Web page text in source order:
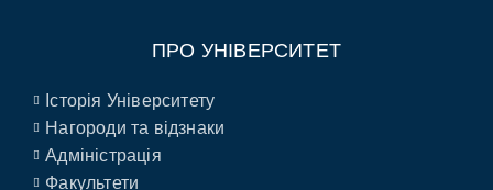
ПРО УНІВЕРСИТЕТ
Історія Університету
Нагороди та відзнаки
Адміністрація
Факультети